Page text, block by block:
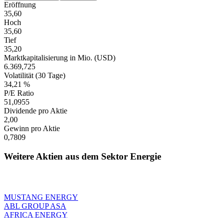
Eröffnung
35,60
Hoch
35,60
Tief
35,20
Marktkapitalisierung in Mio. (USD)
6.369,725
Volatilität (30 Tage)
34,21 %
P/E Ratio
51,0955
Dividende pro Aktie
2,00
Gewinn pro Aktie
0,7809
Weitere Aktien aus dem Sektor Energie
MUSTANG ENERGY
ABL GROUP ASA
AFRICA ENERGY